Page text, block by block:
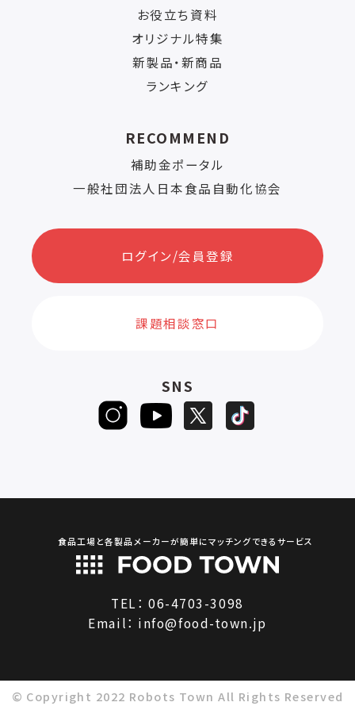
お役立ち資料
オリジナル特集
新製品・新商品
ランキング
RECOMMEND
補助金ポータル
一般社団法人日本食品自動化協会
ログイン/会員登録
課題相談窓口
SNS
食品工場と各製品メーカーが簡単にマッチングできるサービス
TEL：06-4703-3098
Email： info@food-town.jp
© Copyright 2022 Robots Town All Rights Reserved